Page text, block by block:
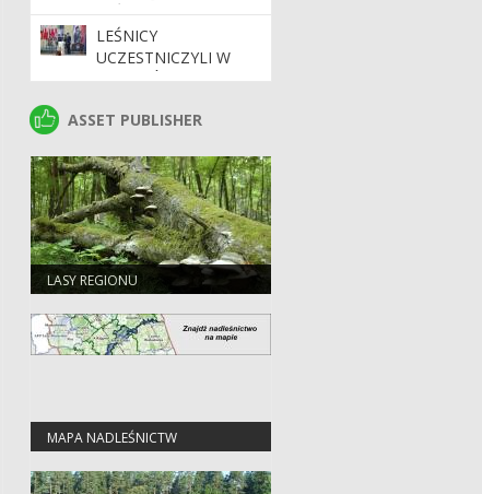
LEŚNIKA 2026
LEŚNICY
UCZESTNICZYLI W
WOJEWÓDZKICH
POLICJI W
ASSET PUBLISHER
ASSET PUBLISHER
LASY REGIONU
MAPA NADLEŚNICTW